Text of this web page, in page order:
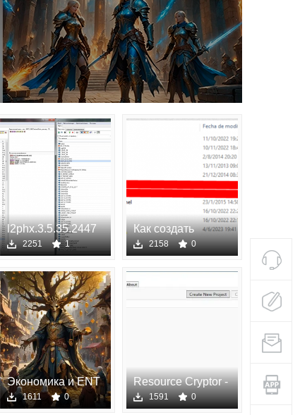
l2phx.3.5.35.2447
3.5.35.2447
2251 1
Как создать
предмет, с
2158 0
Экономика и ENT
в Lineage 2:
1611 0
Resource Cryptor -
шифрование
1591 0